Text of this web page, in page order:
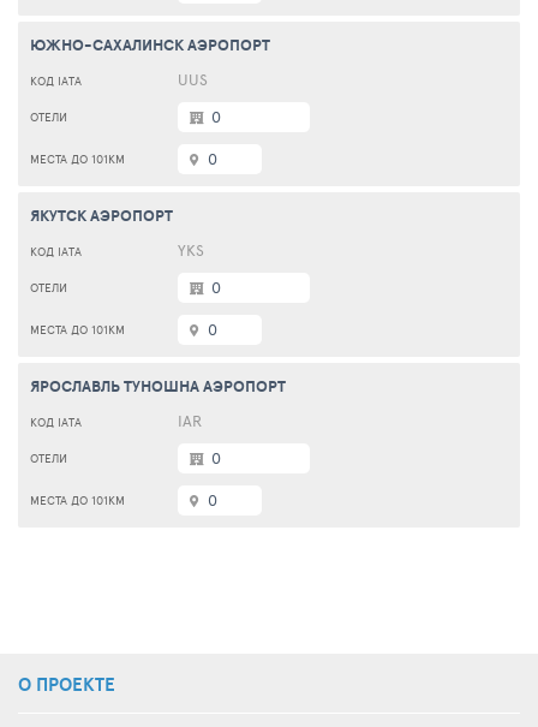
ЮЖНО-САХАЛИНСК АЭРОПОРТ
UUS
0
0
ЯКУТСК АЭРОПОРТ
YKS
0
0
ЯРОСЛАВЛЬ ТУНОШНА АЭРОПОРТ
IAR
0
0
О ПРОЕКТЕ